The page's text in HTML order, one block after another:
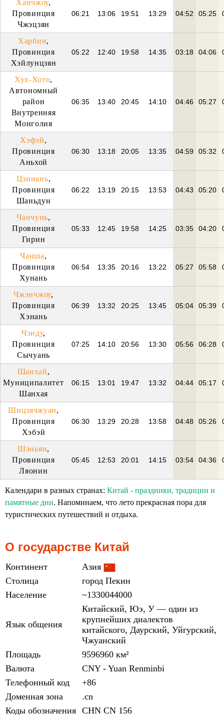
Ханчжоу,
Провинция
Чжэцзян
06:21 13:06 19:51 13:29 04:52 05:25
Харбин,
Провинция
Хэйлунцзян
05:22 12:40 19:58 14:35 03:18 04:06
Хух-Хото,
Автономный
район
Внутренняя
Монголия
06:35 13:40 20:45 14:10 04:46 05:27
Хэфэй,
Провинция
Аньхой
06:30 13:18 20:05 13:35 04:59 05:32
Цзинань,
Провинция
Шаньдун
06:22 13:19 20:15 13:53 04:43 05:20
Чанчунь,
Провинция
Гирин
05:33 12:45 19:58 14:25 03:35 04:20
Чанша,
Провинция
Хунань
06:54 13:35 20:16 13:22 05:27 05:58
Чжэнчжоу,
Провинция
Хэнань
06:39 13:32 20:25 13:45 05:04 05:39
Чэнду,
Провинция
Сычуань
07:25 14:10 20:56 13:30 05:56 06:28
Шанхай,
Муниципалитет
Шанхая
06:15 13:01 19:47 13:32 04:44 05:17
Шицзячжуан,
Провинция
Хэбэй
06:30 13:29 20:28 13:58 04:48 05:26
Шэньян,
Провинция
Ляонин
05:45 12:53 20:01 14:15 03:54 04:36
Календари в разных странах: Китай - праздники, традиции и
памятные дни. Напоминаем, что лето прекрасная пора для
туристических путешествий и отдыха.
О государстве Китай
Континент
Азия
Столица
город Пекин
Население
~1330044000
Язык общения
Китайский, Юэ, У — один из
крупнейших диалектов
китайского, Даурский, Уйгурский,
Чжуанский
Площадь
9596960 км²
Валюта
CNY - Yuan Renminbi
Телефонный код
+86
Доменная зона
.cn
Коды обозначения CHN CN 156